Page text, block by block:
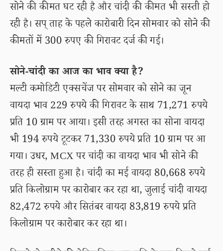
सोने की कीमत घट रही है और चांदी की कीमत भी सस्ती हो
रही है। सप् ताह के पहले कारोबारी दिन सोमवार को सोने की
कीमतों में 300 रुपए की गिरावट दर्ज की गई।
सोने-चांदी का आज का भाव क्या है?
मल्टी कमोडिटी एक्सचेंज पर सोमवार को सोने का जून
वायदा भाव 229 रुपये की गिरावट के साथ 71,271 रुपये
प्रति 10 ग्राम पर आया। इसी तरह अगस्त का सोना वायदा
भी 194 रुपये टूटकर 71,330 रुपये प्रति 10 ग्राम पर आ
गया। उधर, MCX पर चांदी का वायदा भाव भी सोने की
तरह ही सस्ता हुआ है। चांदी का मई वायदा 80,668 रुपये
प्रति किलोग्राम पर कारोबार कर रहा था, जुलाई चांदी वायदा
82,472 रुपये और सितंबर वायदा 83,819 रुपये प्रति
किलोग्राम पर कारोबार कर रहा था।